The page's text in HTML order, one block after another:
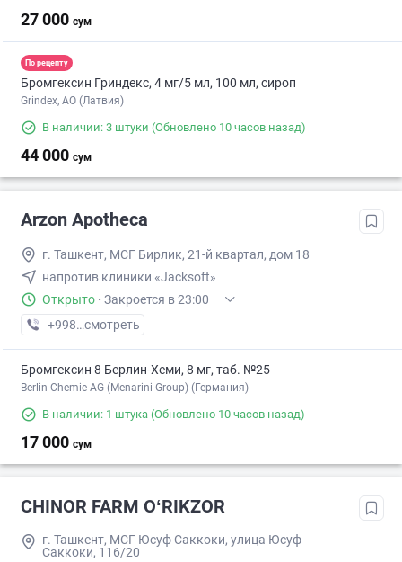
27 000 сум
По рецепту
Бромгексин Гриндекс, 4 мг/5 мл, 100 мл, сироп
Grindex, АО (Латвия)
В наличии: 3 штуки (Обновлено 10 часов назад)
44 000 сум
Arzon Apotheca
г. Ташкент, МСГ Бирлик, 21-й квартал, дом 18
напротив клиники «Jacksoft»
Открыто · Закроется в 23:00
+998 (97) XXX-XX-XX
смотреть
Бромгексин 8 Берлин-Хеми, 8 мг, таб. №25
Berlin-Chemie AG (Menarini Group) (Германия)
В наличии: 1 штука (Обновлено 10 часов назад)
17 000 сум
CHINOR FARM OʻRIKZOR
г. Ташкент, МСГ Юсуф Саккоки, улица Юсуф
Саккоки, 116/20